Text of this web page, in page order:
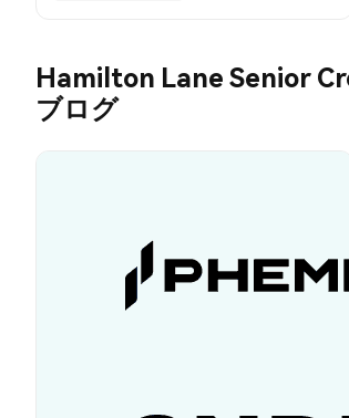
Hamilton Lane Senior
ブログ